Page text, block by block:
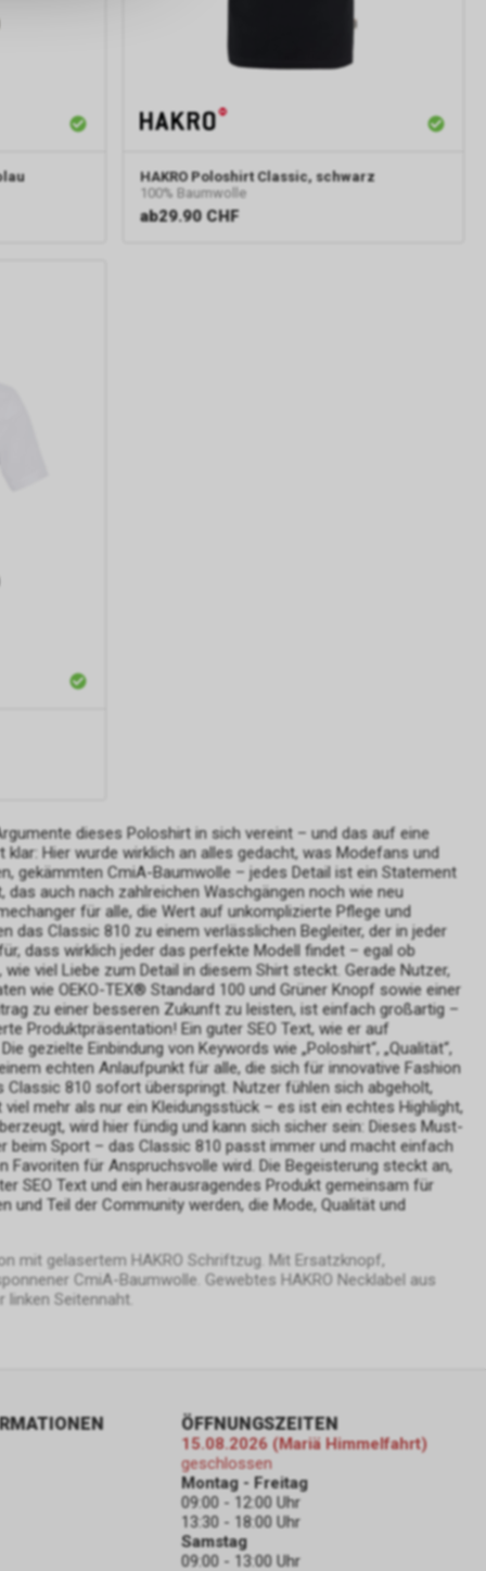
HAKRO Poloshirt Classic, schwarz
100% Baumwolle
ab29.90 CHF
dieses Poloshirt in sich vereint – und das auf eine
Hier wurde wirklich an alles gedacht, was Modefans und
gekämmten CmiA-Baumwolle – jedes Detail ist ein Statement
auch nach zahlreichen Waschgängen noch wie neu
für alle, die Wert auf unkomplizierte Pflege und
das Classic 810 zu einem verlässlichen Begleiter, der in jeder
dass wirklich jeder das perfekte Modell findet – egal ob
viel Liebe zum Detail in diesem Shirt steckt. Gerade Nutzer,
wie OEKO-TEX® Standard 100 und Grüner Knopf sowie einer
zu einer besseren Zukunft zu leisten, ist einfach großartig –
Produktpräsentation! Ein guter SEO Text, wie er auf
gezielte Einbindung von Keywords wie „Poloshirt“, „Qualität“,
echten Anlaufpunkt für alle, die sich für innovative Fashion
810 sofort überspringt. Nutzer fühlen sich abgeholt,
mehr als nur ein Kleidungsstück – es ist ein echtes Highlight,
wird hier fündig und kann sich sicher sein: Dieses Must-
beim Sport – das Classic 810 passt immer und macht einfach
für Anspruchsvolle wird. Die Begeisterung steckt an,
SEO Text und ein herausragendes Produkt gemeinsam für
Teil der Community werden, die Mode, Qualität und
mit gelasertem HAKRO Schriftzug. Mit Ersatzknopf,
CmiA-Baumwolle. Gewebtes HAKRO Necklabel aus
Seitennaht.
ÖFFNUNGSZEITEN
15.08.2026 (Mariä Himmelfahrt)
geschlossen
Montag - Freitag
09:00 - 12:00 Uhr
13:30 - 18:00 Uhr
Samstag
09:00 - 13:00 Uhr
der
von
über eine
AdWords
einen
von uns
dienen
dass
über
geklickt
Sie
sich an
zu den
auf
Art. 6